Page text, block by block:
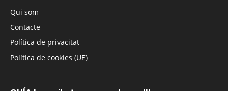
Qui som
Contacte
Política de privacitat
Política de cookies (UE)